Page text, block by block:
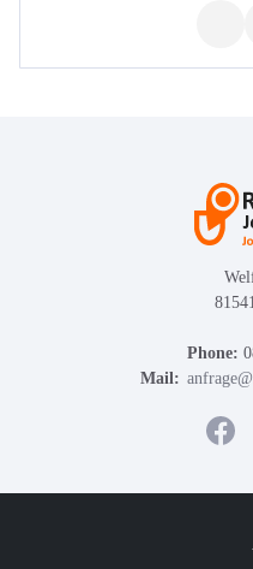
Phone:
Mail: